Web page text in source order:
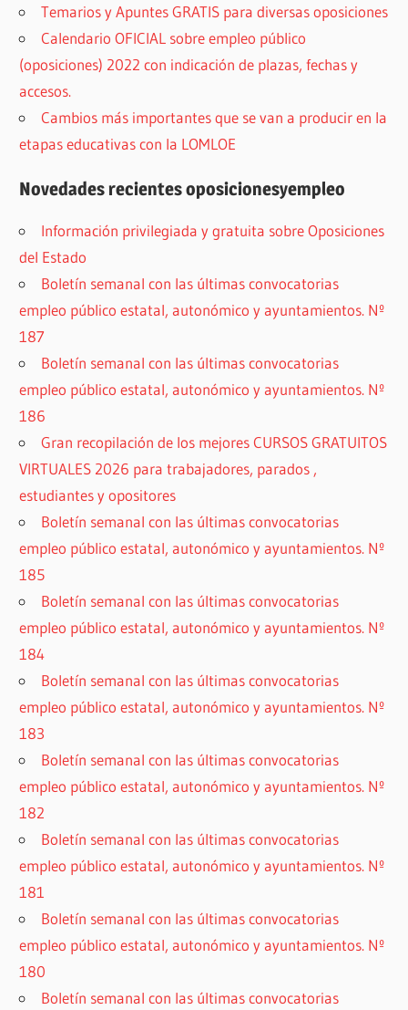
Temarios y Apuntes GRATIS para diversas oposiciones
Calendario OFICIAL sobre empleo público
(oposiciones) 2022 con indicación de plazas, fechas y
accesos.
Cambios más importantes que se van a producir en la
etapas educativas con la LOMLOE
Novedades recientes oposicionesyempleo
Información privilegiada y gratuita sobre Oposiciones
del Estado
Boletín semanal con las últimas convocatorias
empleo público estatal, autonómico y ayuntamientos. Nº
187
Boletín semanal con las últimas convocatorias
empleo público estatal, autonómico y ayuntamientos. Nº
186
Gran recopilación de los mejores CURSOS GRATUITOS
VIRTUALES 2026 para trabajadores, parados ,
estudiantes y opositores
Boletín semanal con las últimas convocatorias
empleo público estatal, autonómico y ayuntamientos. Nº
185
Boletín semanal con las últimas convocatorias
empleo público estatal, autonómico y ayuntamientos. Nº
184
Boletín semanal con las últimas convocatorias
empleo público estatal, autonómico y ayuntamientos. Nº
183
Boletín semanal con las últimas convocatorias
empleo público estatal, autonómico y ayuntamientos. Nº
182
Boletín semanal con las últimas convocatorias
empleo público estatal, autonómico y ayuntamientos. Nº
181
Boletín semanal con las últimas convocatorias
empleo público estatal, autonómico y ayuntamientos. Nº
180
Boletín semanal con las últimas convocatorias